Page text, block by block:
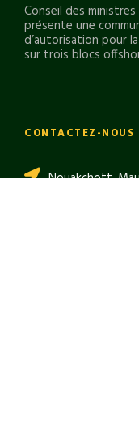
Conseil des
présente une
d’autorisation pour
sur trois blocs
CONTACTEZ-NOUS
Nouakchott,